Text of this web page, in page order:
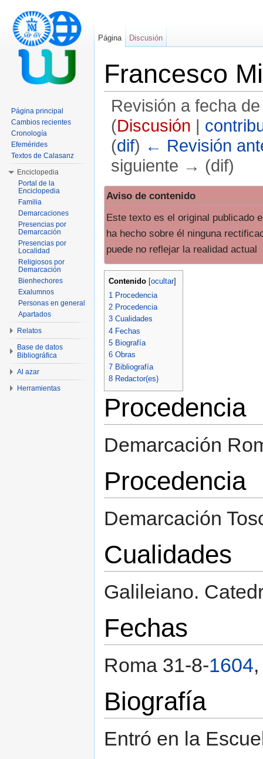
Francesco
Revisión a fecha
(Discusión |
(dif) ← Revisión
siguiente → (dif)
Aviso de contenido
Este texto es el original publicado
ha hecho sobre él ninguna
puede no reflejar la realidad actual
Contenido [ocultar]
1 Procedencia
2 Procedencia
3 Cualidades
4 Fechas
5 Biografía
6 Obras
7 Bibliografía
8 Redactor(es)
Procedencia
Demarcación
Procedencia
Demarcación
Cualidades
Galileiano.
Fechas
Roma 31-8-1604
Biografía
Entró en la
Página Discusión
Página principal
Cambios recientes
Cronología
Efemérides
Textos de Calasanz
Enciclopedia
Portal de la
Enciclopedia
Familia
Demarcaciones
Presencias por
Demarcación
Presencias por
Localidad
Religiosos por
Demarcación
Bienhechores
Exalumnos
Personas en general
Apartados
Relatos
Base de datos
Bibliográfica
Al azar
Herramientas